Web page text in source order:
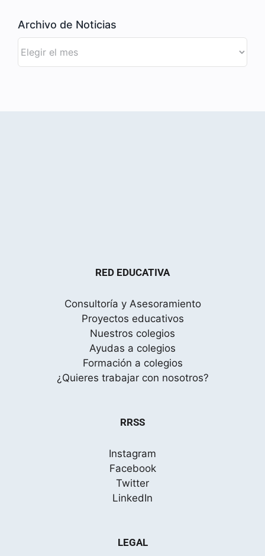
Archivo de Noticias
de
RED EDUCATIVA
Consultoría y Asesoramiento
Proyectos educativos
Nuestros colegios
Ayudas a colegios
Formación a colegios
¿Quieres trabajar con nosotros?
RRSS
Instagram
Facebook
Twitter
LinkedIn
LEGAL